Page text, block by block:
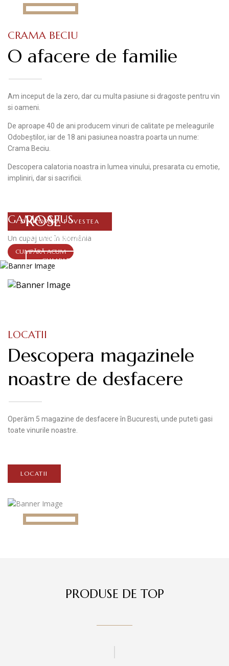
CRAMA BECIU
O afacere de familie
Am inceput de la zero, dar cu multa pasiune si dragoste pentru vin
si oameni.
De aproape 40 de ani producem vinuri de calitate pe meleagurile
Odobeștilor, iar de 18 ani pasiunea noastra poarta un nume:
Crama Beciu.
Descopera calatoria noastra in lumea vinului, presarata cu emotie,
impliniri, dar si sacrificii.
DESCOPERĂ POVESTEA
GAMA APUS
Un cupaj unic în România
CUMPĂRĂ ACUM
ROSE
Rose day all day
CUMPARA ACUM
LOCATII
Descopera magazinele
noastre de desfacere
Operăm 5 magazine de desfacere în Bucuresti, unde puteti gasi
toate vinurile noastre.
LOCATII
PRODUSE DE TOP